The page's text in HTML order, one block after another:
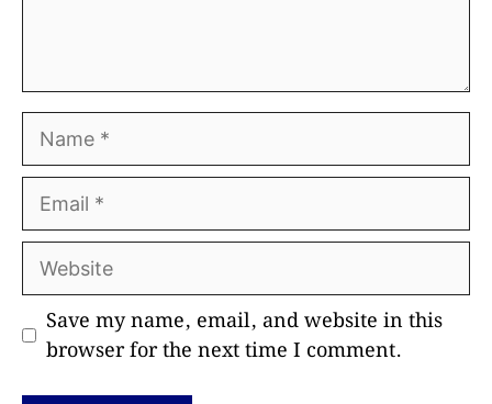
Name
Email
Website
Save my name, email, and website in this
browser for the next time I comment.